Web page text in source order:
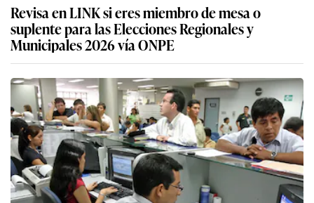
Revisa en LINK si eres miembro de mesa o
suplente para las Elecciones Regionales y
Municipales 2026 vía ONPE